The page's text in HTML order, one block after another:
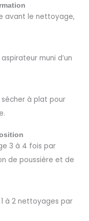
avant le nettoyage,
muni d’un
sécher à plat pour
3 à 4 fois par
de poussière et de
1 à 2 nettoyages par